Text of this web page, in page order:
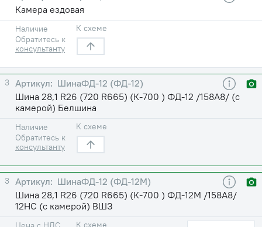
Камера ездовая
Наличие
Обратитесь к
консультанту
К схеме
3
ШинаФД-12 (ФД-12)
Шина 28,1 R26 (720 R665) (К-700 ) ФД-12 /158A8/ (с
камерой) Белшина
Наличие
Обратитесь к
консультанту
К схеме
3
ШинаФД-12 (ФД-12М)
Шина 28,1 R26 (720 R665) (К-700 ) ФД-12М /158A8/
12НС (с камерой) ВШЗ
К схеме